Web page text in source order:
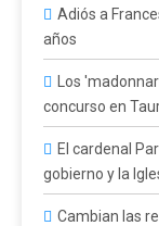
Adiós a
años
Los
concurso en
El cardenal
gobierno y la
Cambian las